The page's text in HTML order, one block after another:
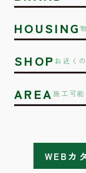
HOUSING
SHOP お近く
AREA施工可
WEBカ